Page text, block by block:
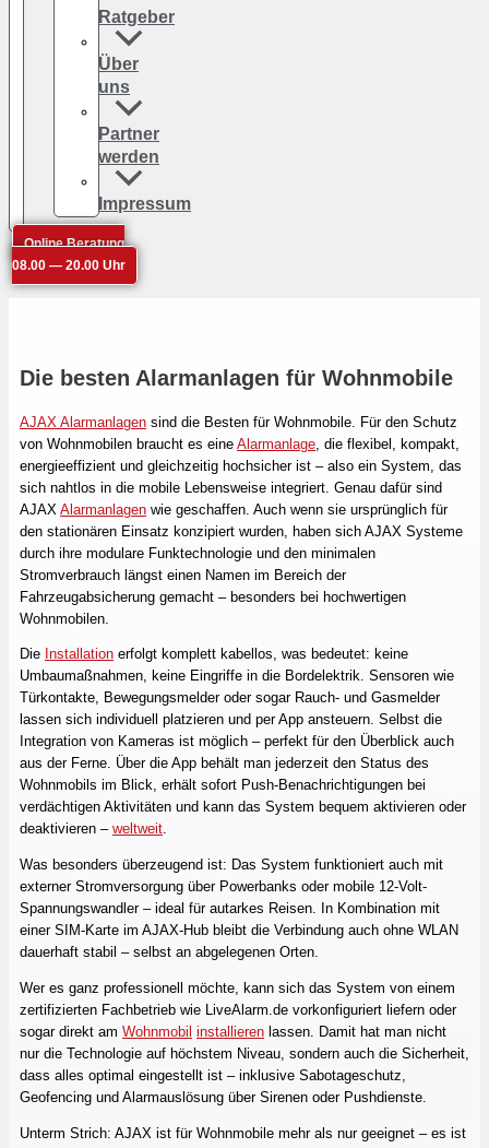
Ratgeber
Über
uns
Partner
werden
Impressum
Online Beratung
08.00 — 20.00 Uhr
Die besten Alarmanlagen für Wohnmobile
AJAX Alarmanlagen sind die Besten für Wohnmobile. Für den Schutz
von Wohnmobilen braucht es eine Alarmanlage , die flexibel, kompakt,
energieeffizient und gleichzeitig hochsicher ist – also ein System, das
sich nahtlos in die mobile Lebensweise integriert. Genau dafür sind
AJAX Alarmanlagen wie geschaffen. Auch wenn sie ursprünglich für
den stationären Einsatz konzipiert wurden, haben sich AJAX Systeme
durch ihre modulare Funktechnologie und den minimalen
Stromverbrauch längst einen Namen im Bereich der
Fahrzeugabsicherung gemacht – besonders bei hochwertigen
Wohnmobilen.
Die Installation erfolgt komplett kabellos, was bedeutet: keine
Umbaumaßnahmen, keine Eingriffe in die Bordelektrik. Sensoren wie
Türkontakte, Bewegungsmelder oder sogar Rauch- und Gasmelder
lassen sich individuell platzieren und per App ansteuern. Selbst die
Integration von Kameras ist möglich – perfekt für den Überblick auch
aus der Ferne. Über die App behält man jederzeit den Status des
Wohnmobils im Blick, erhält sofort Push-Benachrichtigungen bei
verdächtigen Aktivitäten und kann das System bequem aktivieren oder
deaktivieren – weltweit.
Was besonders überzeugend ist: Das System funktioniert auch mit
externer Stromversorgung über Powerbanks oder mobile 12-Volt-
Spannungswandler – ideal für autarkes Reisen. In Kombination mit
einer SIM-Karte im AJAX-Hub bleibt die Verbindung auch ohne WLAN
dauerhaft stabil – selbst an abgelegenen Orten.
Wer es ganz professionell möchte, kann sich das System von einem
zertifizierten Fachbetrieb wie LiveAlarm.de vorkonfiguriert liefern oder
sogar direkt am Wohnmobil installieren lassen. Damit hat man nicht
nur die Technologie auf höchstem Niveau, sondern auch die Sicherheit,
dass alles optimal eingestellt ist – inklusive Sabotageschutz,
Geofencing und Alarmauslösung über Sirenen oder Pushdienste.
Unterm Strich: AJAX ist für Wohnmobile mehr als nur geeignet – es ist